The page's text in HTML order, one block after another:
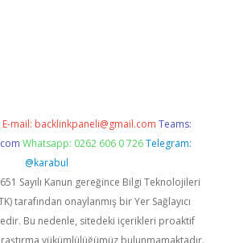
E-mail: backlinkpaneli@gmail.com Teams:
Whatsapp: 0262 606 0 726 Telegram:
@karabul
Sayılı Kanun gereğince Bilgi Teknolojileri
tarafından onaylanmış bir Yer Sağlayıcı
Bu nedenle, sitedeki içerikleri proaktif
yükümlülüğümüz bulunmamaktadır.